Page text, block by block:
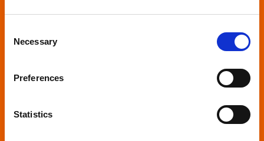
Selection
Necessary
Preferences
Statistics